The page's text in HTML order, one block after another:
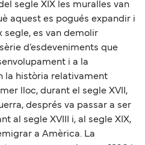
segle XIX les muralles van
aquest es pogués expandir i
segle, es van demolir
d’esdeveniments que
i a la
la història relativament
lloc, durant el segle XVII,
després va passar a ser
al segle XVIII i, al segle XIX,
a Amèrica. La